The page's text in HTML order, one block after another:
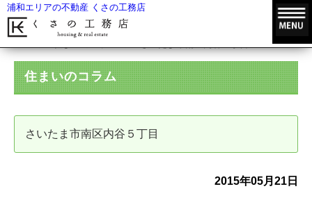
浦和エリアの不動産 くさの工務店
住まいのコラム
さいたま市南区内谷５丁目
2015年05月21日